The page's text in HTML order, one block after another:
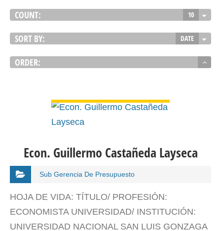
COUNT: 10
SORT BY: DATE
ORDER:
Econ. Guillermo Castañeda Layseca
Sub Gerencia De Presupuesto
HOJA DE VIDA: TÍTULO/ PROFESIÓN:
ECONOMISTA UNIVERSIDAD/ INSTITUCIÓN:
UNIVERSIDAD NACIONAL SAN LUIS GONZAGA